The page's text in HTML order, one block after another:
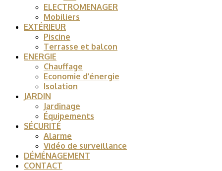
ELECTROMENAGER
Mobiliers
EXTÉRIEUR
Piscine
Terrasse et balcon
ENERGIE
Chauffage
Economie d’énergie
Isolation
JARDIN
Jardinage
Équipements
SÉCURITÉ
Alarme
Vidéo de surveillance
DÉMÉNAGEMENT
CONTACT